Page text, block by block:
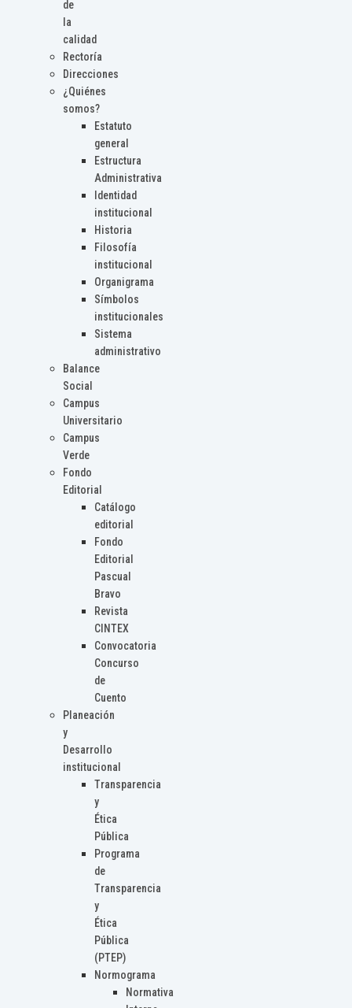
de
la
calidad
Rectoría
Direcciones
¿Quiénes
somos?
Estatuto
general
Estructura
Administrativa
Identidad
institucional
Historia
Filosofía
institucional
Organigrama
Símbolos
institucionales
Sistema
administrativo
Balance
Social
Campus
Universitario
Campus
Verde
Fondo
Editorial
Catálogo
editorial
Fondo
Editorial
Pascual
Bravo
Revista
CINTEX
Convocatoria
Concurso
de
Cuento
Planeación
y
Desarrollo
institucional
Transparencia
y
Ética
Pública
Programa
de
Transparencia
y
Ética
Pública
(PTEP)
Normograma
Normativa